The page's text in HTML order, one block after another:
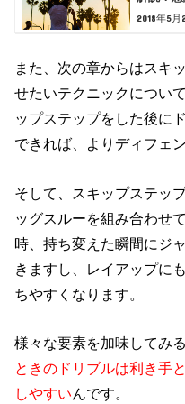
2018年5月
また、次の章からはスキ
せたいテクニックについ
ップステップをした後に
できれば、よりディフェ
そして、スキップステッ
ッグスルーを組み合わせ
時、持ち変えた瞬間にジ
きますし、レイアップに
ちやすくなります。
様々な要素を加味してみる
ときのドリブルは利き手
しやすいんです。